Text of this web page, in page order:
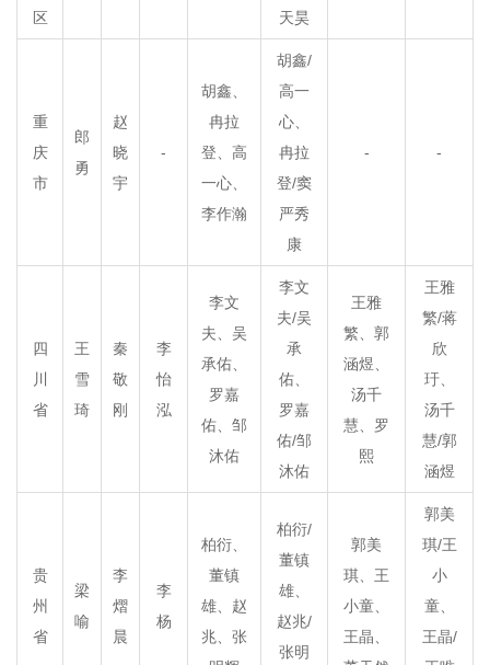
区
天昊
重
庆
市
郎
勇
赵
晓
宇
-
胡鑫、
冉拉
登、高
一心、
李作瀚
胡鑫/
高一
心、
冉拉
登/窦
严秀
康
- -
四
川
省
王
雪
琦
秦
敬
刚
李
怡
泓
李文
夫、吴
承佑、
罗嘉
佑、邹
沐佑
李文
夫/吴
承
佑、
罗嘉
佑/邹
沐佑
王雅
繁、郭
涵煜、
汤千
慧、罗
熙
王雅
繁/蒋
欣
玗、
汤千
慧/郭
涵煜
贵
州
省
梁
喻
李
熠
晨
李
杨
柏衍、
董镇
雄、赵
兆、张
柏衍/
董镇
雄、
赵兆/
张明
郭美
琪、王
小童、
王晶、
郭美
琪/王
小
童、
王晶/